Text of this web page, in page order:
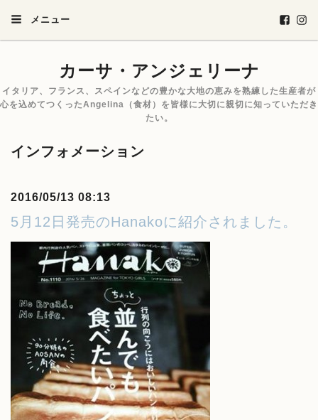
メニュー
カーサ・アンジェリーナ
イタリア、フランス、スペインなどの豊かな大地の恵みを熟練した生産者が
心を込めてつくったAngelina（食材）を皆様に大切に親切に知っていただき
たい。
インフォメーション
2016/05/13 08:13
5月12日発売のHanakoに紹介されました。